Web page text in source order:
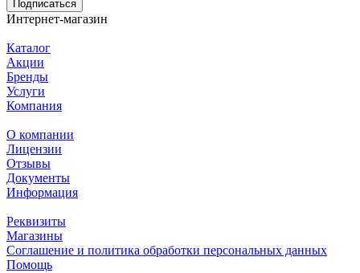
Подписаться
Интернет-магазин
Каталог
Акции
Бренды
Услуги
Компания
О компании
Лицензии
Отзывы
Документы
Информация
Реквизиты
Магазины
Соглашение и политика обработки персональных данных
Помощь